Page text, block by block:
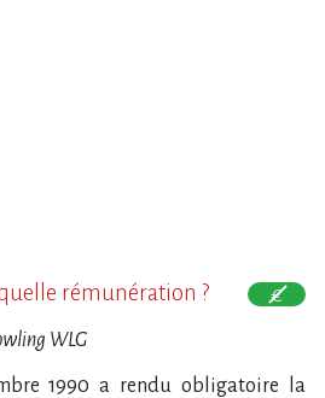
rémunération ?
WLG
1990 a rendu obligatoire la